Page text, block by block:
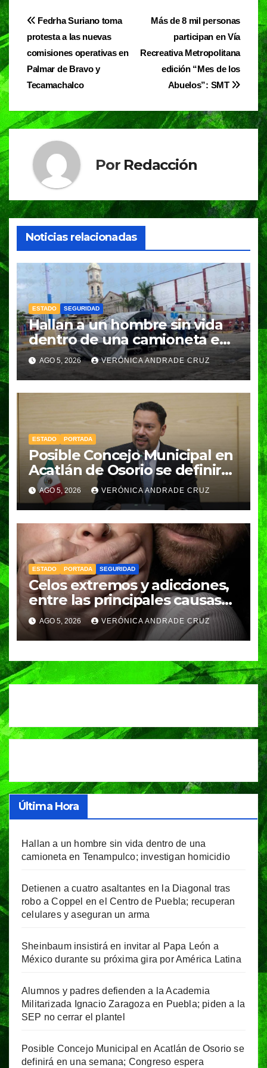
e
b
o
o
k
s
A
p
p
gr
m
Navegación
de
entradas
Más de 8 mil personas
participan en Vía
Recreativa Metropolitana
edición “Mes de los
Abuelos”: SMT
Fedrha Suriano toma
protesta a las nuevas
comisiones operativas en
Palmar de Bravo y
Tecamachalco
Por Redacción
Noticias relacionadas
ESTADO SEGURIDAD
Hallan a un hombre sin vida
dentro de una camioneta en
Tenampulco; investigan
homicidio
AGO 5, 2026 VERÓNICA ANDRADE CRUZ
ESTADO PORTADA
Posible Concejo Municipal en
Acatlán de Osorio se definirá
en una semana; Congreso
espera resolución de
Gobernación
AGO 5, 2026 VERÓNICA ANDRADE CRUZ
ESTADO PORTADA SEGURIDAD
Celos extremos y adicciones,
entre las principales causas
de feminicidio en Puebla:
Fiscalía
AGO 5, 2026 VERÓNICA ANDRADE CRUZ
Última Hora
Hallan a un hombre sin vida dentro de una
camioneta en Tenampulco; investigan homicidio
Detienen a cuatro asaltantes en la Diagonal tras
robo a Coppel en el Centro de Puebla; recuperan
celulares y aseguran un arma
Sheinbaum insistirá en invitar al Papa León a
México durante su próxima gira por América Latina
Alumnos y padres defienden a la Academia
Militarizada Ignacio Zaragoza en Puebla; piden a la
SEP no cerrar el plantel
Posible Concejo Municipal en Acatlán de Osorio se
definirá en una semana; Congreso espera